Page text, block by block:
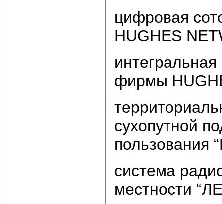
цифровая
HUGHES
фирмы
сухопутной
пользования
система
местности